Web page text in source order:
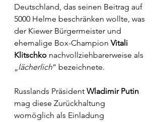
Deutschland, das seinen Beitrag auf
5000 Helme beschränken wollte, was
der Kiewer Bürgermeister und
ehemalige Box-Champion Vitali
Klitschko nachvollziehbarerweise als
„lächerlich“ bezeichnete.
Russlands Präsident Wladimir Putin
mag diese Zurückhaltung
womöglich als Einladung